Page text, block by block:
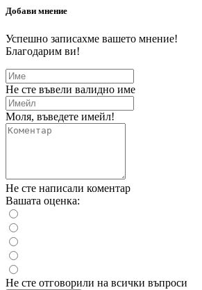
Добави мнение
Успешно записахме вашето мнение!
Благодарим ви!
Не сте въвели валидно име
Моля, въведете имейл!
Не сте написали коментар
Вашата оценка:
Не сте отговорили на всички въпроси